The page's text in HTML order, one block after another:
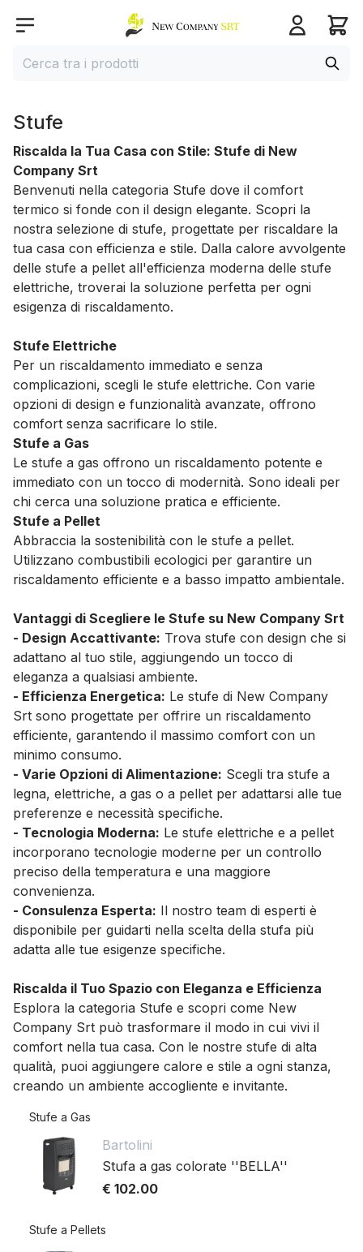
Open menu
Home page
Cerca
Stufe
Riscalda la Tua Casa con Stile: Stufe di New
Company Srt
Benvenuti nella categoria Stufe dove il comfort
termico si fonde con il design elegante. Scopri la
nostra selezione di stufe, progettate per riscaldare la
tua casa con efficienza e stile. Dalla calore avvolgente
delle stufe a pellet all'efficienza moderna delle stufe
elettriche, troverai la soluzione perfetta per ogni
esigenza di riscaldamento.
Stufe Elettriche
Per un riscaldamento immediato e senza
complicazioni, scegli le stufe elettriche. Con varie
opzioni di design e funzionalità avanzate, offrono
comfort senza sacrificare lo stile.
Stufe a Gas
Le stufe a gas offrono un riscaldamento potente e
immediato con un tocco di modernità. Sono ideali per
chi cerca una soluzione pratica e efficiente.
Stufe a Pellet
Abbraccia la sostenibilità con le stufe a pellet.
Utilizzano combustibili ecologici per garantire un
riscaldamento efficiente e a basso impatto ambientale.
Vantaggi di Scegliere le Stufe su New Company Srt
- Design Accattivante: Trova stufe con design che si
adattano al tuo stile, aggiungendo un tocco di
eleganza a qualsiasi ambiente.
- Efficienza Energetica: Le stufe di New Company
Srt sono progettate per offrire un riscaldamento
efficiente, garantendo il massimo comfort con un
minimo consumo.
- Varie Opzioni di Alimentazione: Scegli tra stufe a
legna, elettriche, a gas o a pellet per adattarsi alle tue
preferenze e necessità specifiche.
- Tecnologia Moderna: Le stufe elettriche e a pellet
incorporano tecnologie moderne per un controllo
preciso della temperatura e una maggiore
convenienza.
- Consulenza Esperta: Il nostro team di esperti è
disponibile per guidarti nella scelta della stufa più
adatta alle tue esigenze specifiche.
Riscalda il Tuo Spazio con Eleganza e Efficienza
Esplora la categoria Stufe e scopri come New
Company Srt può trasformare il modo in cui vivi il
comfort nella tua casa. Con le nostre stufe di alta
qualità, puoi aggiungere calore e stile a ogni stanza,
creando un ambiente accogliente e invitante.
Stufe a Gas
Bartolini
Stufa a gas colorate ''BELLA''
€ 102.00
Stufe a Pellets